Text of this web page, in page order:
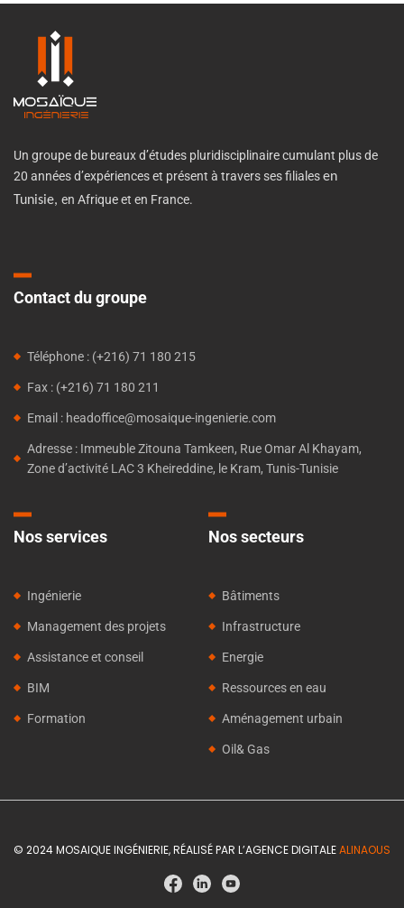
Un groupe de bureaux d’études pluridisciplinaire cumulant plus de
20 années d’expériences et présent à travers ses filialesen
Tunisie, en Afrique et en France.
Nos services
Ingénierie
Management des projets
Assistance et conseil
BIM
Formation
Nos secteurs
Bâtiments
Infrastructure
Energie
Ressources en eau
Aménagement urbain
Oil& Gas
Contact du groupe
Téléphone : (+216) 71 180 215
Fax : (+216) 71 180 211
Email : headoffice@mosaique-ingenierie.com
Adresse : Immeuble Zitouna Tamkeen, Rue Omar Al Khayam,
Zone d’activité LAC 3 Kheireddine, le Kram, Tunis-Tunisie
© 2024 MOSAIQUE INGÉNIERIE, RÉALISÉ PAR L’AGENCE DIGITALEALINAOUS